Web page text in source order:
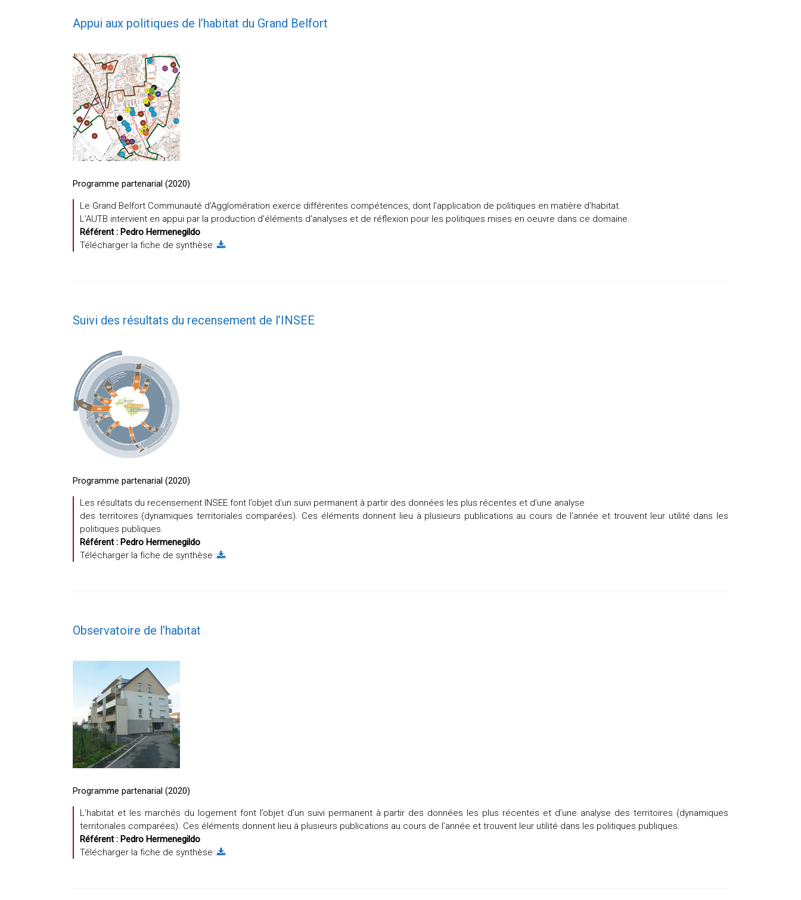
Appui aux politiques de l’habitat du Grand Belfort
Programme partenarial (2020)
Le Grand Belfort Communauté d’Agglomération exerce différentes compétences, dont l’application de politiques en matière d’habitat.
L’AUTB intervient en appui par la production d’éléments d’analyses et de réflexion pour les politiques mises en oeuvre dans ce domaine.
Référent : Pedro Hermenegildo
Télécharger la fiche de synthèse :
Suivi des résultats du recensement de l’INSEE
Programme partenarial (2020)
Les résultats du recensement INSEE font l’objet d’un suivi permanent à partir des données les plus récentes et d’une analyse
des territoires (dynamiques territoriales comparées). Ces éléments donnent lieu à plusieurs publications au cours de l’année et trouvent leur utilité dans les
politiques publiques.
Référent : Pedro Hermenegildo
Télécharger la fiche de synthèse :
Observatoire de l’habitat
Programme partenarial (2020)
L’habitat et les marchés du logement font l’objet d’un suivi permanent à partir des données les plus récentes et d’une analyse des territoires (dynamiques
territoriales comparées). Ces éléments donnent lieu à plusieurs publications au cours de l’année et trouvent leur utilité dans les politiques publiques.
Référent : Pedro Hermenegildo
Télécharger la fiche de synthèse :